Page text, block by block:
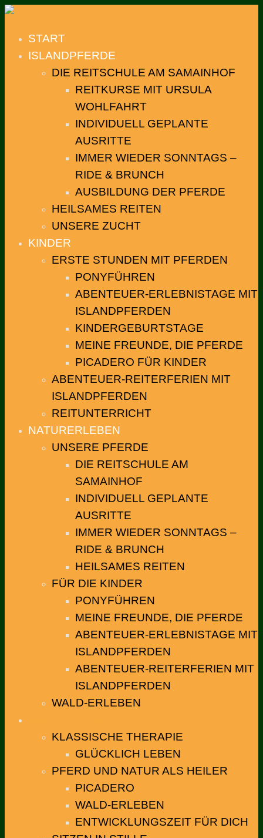
START
ISLANDPFERDE
DIE REITSCHULE AM SAMAINHOF
REITKURSE MIT URSULA
WOHLFAHRT
INDIVIDUELL GEPLANTE
AUSRITTE
IMMER WIEDER SONNTAGS –
RIDE & BRUNCH
AUSBILDUNG DER PFERDE
HEILSAMES REITEN
UNSERE ZUCHT
KINDER
ERSTE STUNDEN MIT PFERDEN
PONYFÜHREN
ABENTEUER-ERLEBNISTAGE MIT
ISLANDPFERDEN
KINDERGEBURTSTAGE
MEINE FREUNDE, DIE PFERDE
PICADERO FÜR KINDER
ABENTEUER-REITERFERIEN MIT
ISLANDPFERDEN
REITUNTERRICHT
NATURERLEBEN
UNSERE PFERDE
DIE REITSCHULE AM
SAMAINHOF
INDIVIDUELL GEPLANTE
AUSRITTE
IMMER WIEDER SONNTAGS –
RIDE & BRUNCH
HEILSAMES REITEN
FÜR DIE KINDER
PONYFÜHREN
MEINE FREUNDE, DIE PFERDE
ABENTEUER-ERLEBNISTAGE MIT
ISLANDPFERDEN
ABENTEUER-REITERFERIEN MIT
ISLANDPFERDEN
WALD-ERLEBEN
KLASSISCHE THERAPIE
GLÜCKLICH LEBEN
PFERD UND NATUR ALS HEILER
PICADERO
WALD-ERLEBEN
ENTWICKLUNGSZEIT FÜR DICH